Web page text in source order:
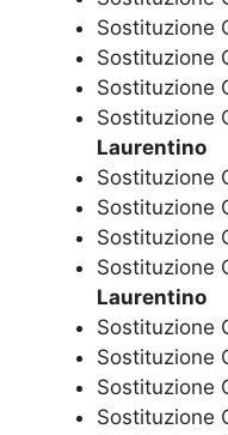
Sostituzione
Sostituzione
Sostituzione
Sostituzione
Laurentino
Sostituzione
Sostituzione
Sostituzione
Sostituzione
Laurentino
Sostituzione
Sostituzione
Sostituzione
Sostituzione